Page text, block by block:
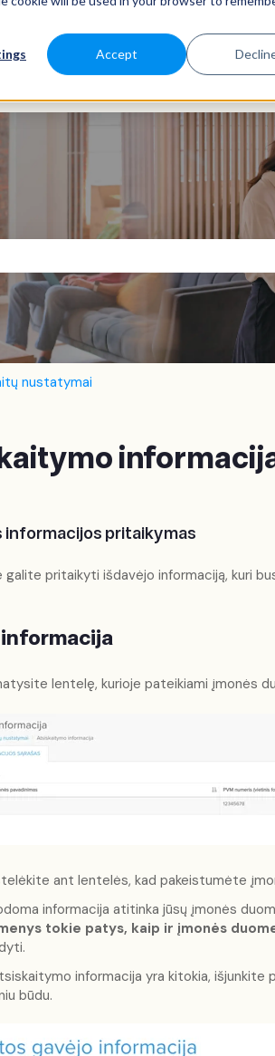
Accept
nustatymai
informacijos pritaikymas
galite pritaikyti išdavėjo informaciją, kuri
lentelę, kurioje pateikiami įmonės
ant lentelės, kad pakeistumėte
informacija atitinka jūsų įmonės
tokie patys, kaip ir įmonės
informacija yra kitokia, išjunkite
būdu.